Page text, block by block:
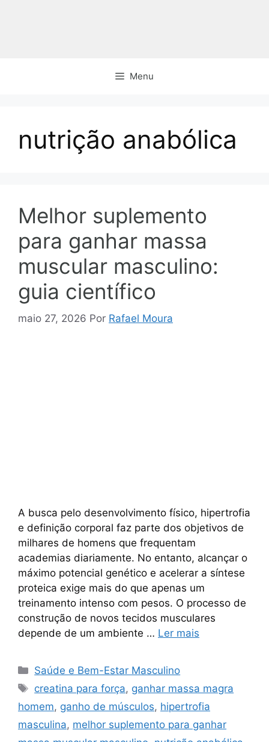
Menu
nutrição anabólica
Melhor suplemento
para ganhar massa
muscular masculino:
guia científico
maio 27, 2026 Por Rafael Moura
A busca pelo desenvolvimento físico, hipertrofia
e definição corporal faz parte dos objetivos de
milhares de homens que frequentam
academias diariamente. No entanto, alcançar o
máximo potencial genético e acelerar a síntese
proteica exige mais do que apenas um
treinamento intenso com pesos. O processo de
construção de novos tecidos musculares
depende de um ambiente … Ler mais
Categorias
Saúde e Bem-Estar Masculino
Tags
creatina para força, ganhar massa magra
homem, ganho de músculos, hipertrofia
masculina, melhor suplemento para ganhar